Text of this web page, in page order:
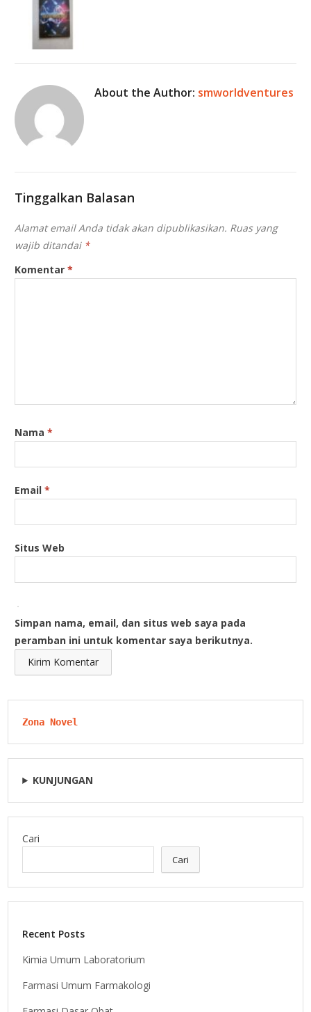
About the Author: smworldventures
Tinggalkan Balasan
Alamat email Anda tidak akan dipublikasikan. Ruas yang
wajib ditandai *
Komentar*
Nama*
Email*
Situs Web
Simpan nama, email, dan situs web saya pada
peramban ini untuk komentar saya berikutnya.
Zona Novel
KUNJUNGAN
Cari
Cari
Recent Posts
Kimia Umum Laboratorium
Farmasi Umum Farmakologi